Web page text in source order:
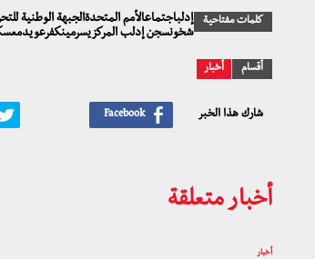
كلمات مفتاحية
شخونسجن إدلب
أقسام أخبار
شارك هذا الخبر
أخبار متعلقة
أخبار